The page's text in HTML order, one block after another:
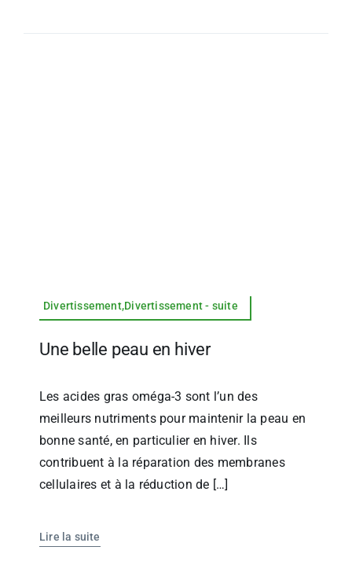
Divertissement,Divertissement - suite
Une belle peau en hiver
Les acides gras oméga-3 sont l’un des
meilleurs nutriments pour maintenir la peau en
bonne santé, en particulier en hiver. Ils
contribuent à la réparation des membranes
cellulaires et à la réduction de […]
Lire la suite